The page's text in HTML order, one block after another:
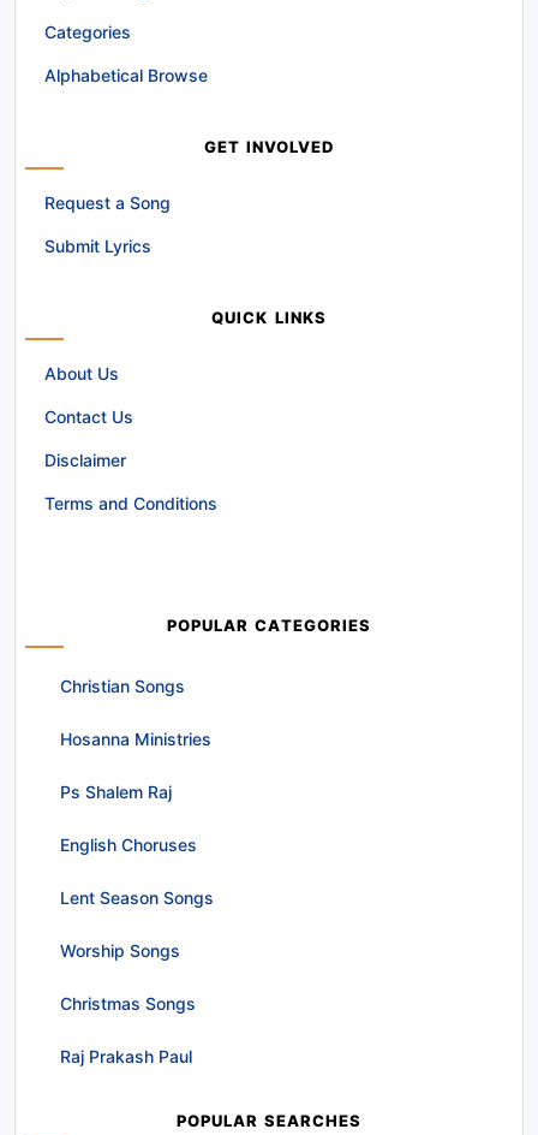
Categories
Alphabetical Browse
GET INVOLVED
Request a Song
Submit Lyrics
QUICK LINKS
About Us
Contact Us
Disclaimer
Terms and Conditions
POPULAR CATEGORIES
Christian Songs
Hosanna Ministries
Ps Shalem Raj
English Choruses
Lent Season Songs
Worship Songs
Christmas Songs
Raj Prakash Paul
POPULAR SEARCHES